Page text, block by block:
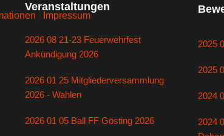
Veranstaltungen
2026 08 21-23 Feuerwehrfest
Ankündigung 2026
2026 01 25 Mitgliederversammlung
2026 - Wahlen
2026 01 05 Ball FF Gösting 2026
2025
2025
2024
2024
Impressum